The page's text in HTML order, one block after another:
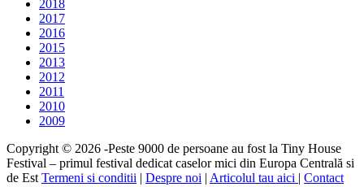
2018
2017
2016
2015
2013
2012
2011
2010
2009
Copyright © 2026 -Peste 9000 de persoane au fost la Tiny House
Festival – primul festival dedicat caselor mici din Europa Centrală si
de Est Termeni si conditii | Despre noi | Articolul tau aici | Contact